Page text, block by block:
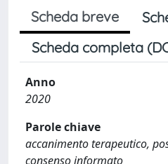
Scheda breve
Scheda completa
Anno
2020
Parole chiave
accanimento terapeutico,
consenso informato